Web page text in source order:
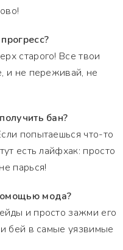
старого! Все твои
и не переживай, не
бан?
попытаешься что-то
есть лайфхак: просто
парься!
мода?
и просто зажми его
бей в самые уязвимые